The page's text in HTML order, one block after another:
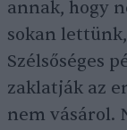
annak, hogy
sokan
Szélsőséges
zaklatják az
nem vásárol.